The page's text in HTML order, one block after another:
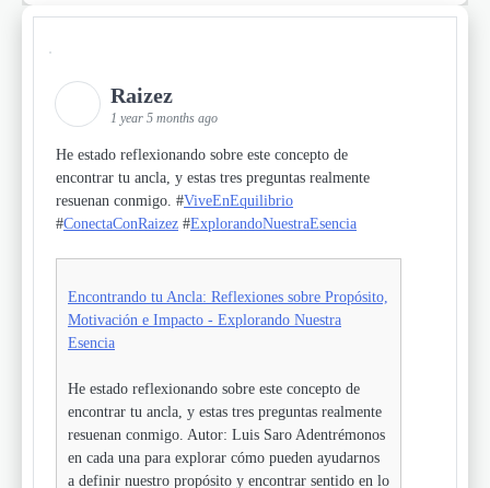
Raizez
1 year 5 months ago
He estado reflexionando sobre este concepto de
encontrar tu ancla, y estas tres preguntas realmente
resuenan conmigo. #ViveEnEquilibrio
#ConectaConRaizez #ExplorandoNuestraEsencia
Encontrando tu Ancla: Reflexiones sobre Propósito,
Motivación e Impacto - Explorando Nuestra
Esencia
He estado reflexionando sobre este concepto de
encontrar tu ancla, y estas tres preguntas realmente
resuenan conmigo. Autor: Luis Saro Adentrémonos
en cada una para explorar cómo pueden ayudarnos
a definir nuestro propósito y encontrar sentido en lo